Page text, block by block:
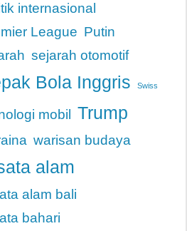
internasional
League Putin
sejarah otomotif
Bola Inggris Swiss
mobil Trump
warisan budaya
alam
alam bali
bahari